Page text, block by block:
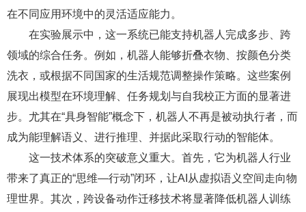
在不同应用环境中的灵活适应能力。
在实验展示中，这一系统已能支持机器人完成多步、跨
领域的综合任务。例如，机器人能够折叠衣物、按颜色分类
洗衣，或根据不同国家的生活规范调整操作策略。这些案例
展现出模型在环境理解、任务规划与自我校正方面的显著进
步。尤其在“具身智能”概念下，机器人不再是被动执行者，而
成为能理解语义、进行推理、并据此采取行动的智能体。
这一技术体系的突破意义重大。首先，它为机器人行业
带来了真正的“思维—行动”闭环，让AI从虚拟语义空间走向物
理世界。其次，跨设备动作迁移技术将显著降低机器人训练